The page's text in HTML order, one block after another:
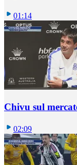
01:14
Chivu sul
02:09